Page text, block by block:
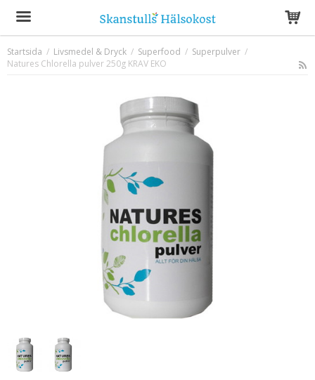
Produkten har blivit tillagd i varukorgen
Startsida / Livsmedel & Dryck / Superfood / Superpulver /
Natures Chlorella pulver 250g KRAV EKO